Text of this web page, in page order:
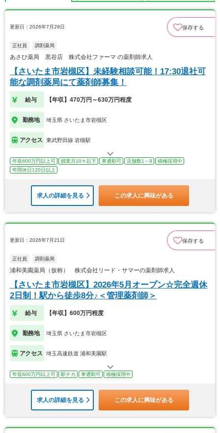
更新日：2026年7月29日 保存する
正社員 調剤薬局
あさひ薬局 黒谷店 株式会社ファーマ の薬剤師求人
【さいたま市岩槻区】未経験相談可能！17:30退社可
能な調剤薬局にて薬剤師募集！
給与 【年収】470万円～630万円程度
勤務地 埼玉県 さいたま市岩槻区
アクセス 東武野田線 岩槻駅
年収600万円以上可 残業月10ｈ以下 車通勤可 店舗数1～9
積極採用中
年間休日120日以上
求人の詳細を見る この求人に興味がある
更新日：2026年7月21日 保存する
正社員 調剤薬局
浦和美園薬局（仮称） 株式会社リード・サマーの薬剤師求人
【さいたま市岩槻区】2026年5月オープン☆完全週休
2日制！駅から徒歩8分♪＜管理薬剤師＞
給与 【年収】600万円程度
勤務地 埼玉県 さいたま市岩槻区
アクセス 埼玉高速鉄道 浦和美園駅
年収600万円以上可 駅チカ 車通勤可 積極採用中
求人の詳細を見る この求人に興味がある